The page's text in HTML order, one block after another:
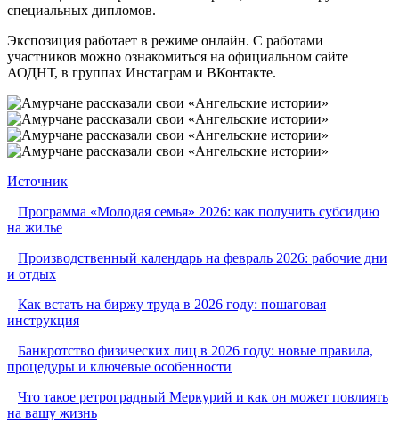
специальных дипломов.
Экспозиция работает в режиме онлайн. С работами
участников можно ознакомиться на официальном сайте
АОДНТ, в группах Инстаграм и ВКонтакте.
Источник
Программа «Молодая семья» 2026: как получить субсидию
на жилье
Производственный календарь на февраль 2026: рабочие дни
и отдых
Как встать на биржу труда в 2026 году: пошаговая
инструкция
Банкротство физических лиц в 2026 году: новые правила,
процедуры и ключевые особенности
Что такое ретроградный Меркурий и как он может повлиять
на вашу жизнь